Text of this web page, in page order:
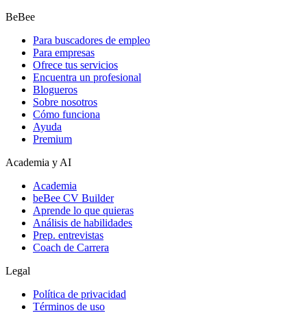
BeBee
Para buscadores de empleo
Para empresas
Ofrece tus servicios
Encuentra un profesional
Blogueros
Sobre nosotros
Cómo funciona
Ayuda
Premium
Academia y AI
Academia
beBee CV Builder
Aprende lo que quieras
Análisis de habilidades
Prep. entrevistas
Coach de Carrera
Legal
Política de privacidad
Términos de uso